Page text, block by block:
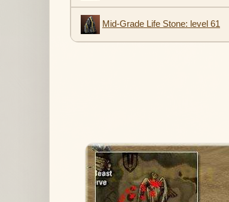
Mid-Grade Life Stone: level 61